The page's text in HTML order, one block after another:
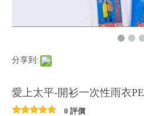
分享到:
愛上太平-開衫一次性雨衣PE
0 評價